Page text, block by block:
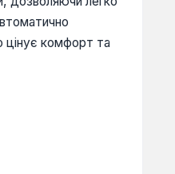
цінує комфорт та